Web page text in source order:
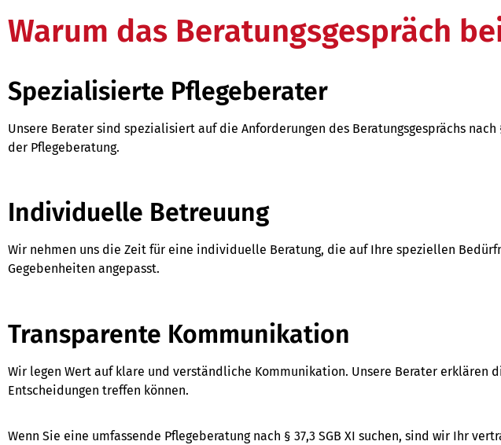
Warum das Beratungsgespräch
Spezialisierte Pflegeberater
Unsere Berater sind spezialisiert auf die Anforderungen des Beratungsgesprächs
der Pflegeberatung.
Individuelle Betreuung
Wir nehmen uns die Zeit für eine individuelle Beratung, die auf Ihre speziellen
Gegebenheiten angepasst.
Transparente Kommunikation
Wir legen Wert auf klare und verständliche Kommunikation. Unsere Berater
Entscheidungen treffen können.
Wenn Sie eine umfassende Pflegeberatung nach § 37,3 SGB XI suchen, sind wir Ihr